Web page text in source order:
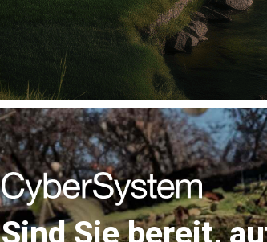
Sind Sie bereit,